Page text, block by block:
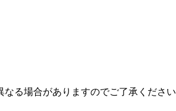
る場合がありますのでご了承ください